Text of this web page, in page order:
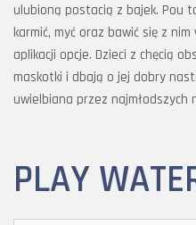
ulubioną postacią z bajek. Pou
karmić, myć oraz bawić się z
aplikacji opcje. Dzieci z chęcią
maskotki i dbają o jej dobry
uwielbiana przez najmłodszych
PLAY